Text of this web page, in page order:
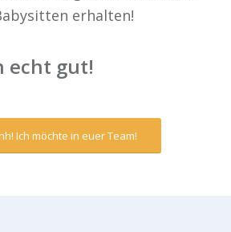
erhalten!
echt gut!
Ich möchte in euer Team!